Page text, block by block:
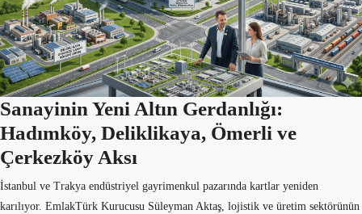
Sanayinin Yeni Altın Gerdanlığı:
Hadımköy, Deliklikaya, Ömerli ve
Çerkezköy Aksı
İstanbul ve Trakya endüstriyel gayrimenkul pazarında kartlar yeniden
karılıyor. EmlakTürk Kurucusu Süleyman Aktaş, lojistik ve üretim sektörünün